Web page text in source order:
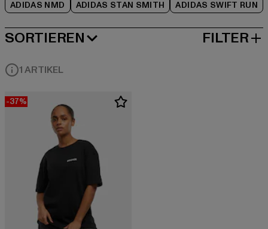
ADIDAS NMD ADIDAS STAN SMITH ADIDAS SWIFT RUN
SORTIEREN
BELIEBTESTE FILTER
1 ARTIKEL
-37%